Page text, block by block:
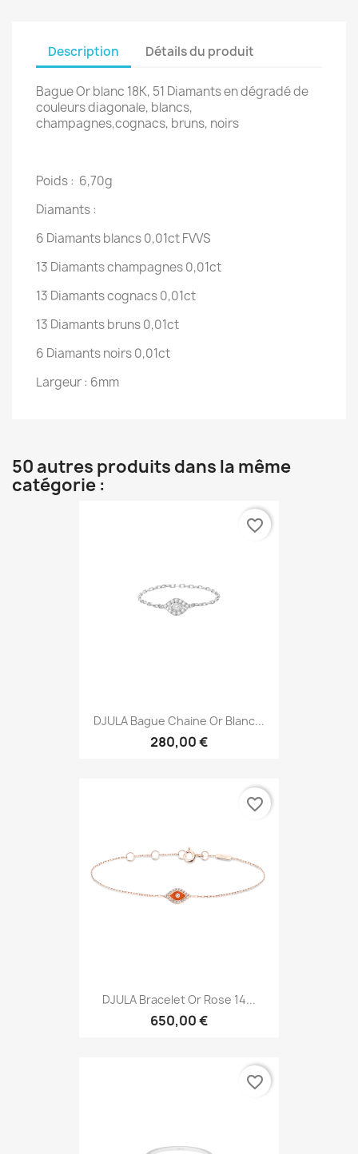
Description Détails du produit
Bague Or blanc 18K, 51 Diamants en dégradé de
couleurs diagonale, blancs,
champagnes,cognacs, bruns, noirs
Poids : 6,70g
Diamants :
6 Diamants blancs 0,01ct FVVS
13 Diamants champagnes 0,01ct
13 Diamants cognacs 0,01ct
13 Diamants bruns 0,01ct
6 Diamants noirs 0,01ct
Largeur : 6mm
50 autres produits dans la même
catégorie :
DJULA Bague Chaine Or Blanc...
280,00 €
favorite_border
DJULA Bracelet Or Rose 14...
650,00 €
favorite_border
favorite_border